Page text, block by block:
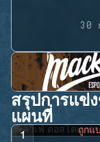
30
สรุปการแข่
แผนที่
1 ถูกแ